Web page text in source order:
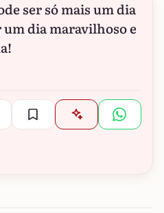
ser só mais um dia
dia maravilhoso e